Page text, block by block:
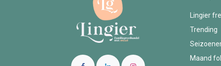
Lingier
Trending
Maand